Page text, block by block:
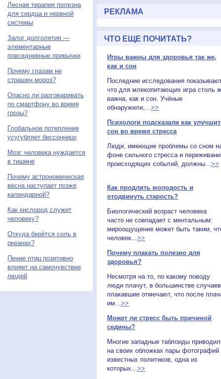
Лесная терапия полезна
для сердца и нервной
системы
Залог долголетия —
элементарные
повседневные привычки
Почему глазам не
страшен мороз?
Опасно ли разговаривать
по смартфону во время
грозы?
Глобальное потепление
усугубляет бессонницу
Мозг человека нуждается
в тишине
Почему астрономическая
весна наступает позже
календарной?
Как кислород служит
человеку?
Откуда берётся соль в
океанах?
Пение птиц позитивно
влияет на самочувствие
людей
РЕКЛАМА
ЧТО ЕЩЕ ПОЧИТАТЬ?
Игры важны для здоровья так же,
как и сон
Последние исследования
что для млекопитающих игра столь
важна, как и сон. Учёные
обнаружили,...>>
Психологи подсказали как
сон во время стресса
Люди, имеющие проблемы со сном
фоне сильного стресса и
происходящих событий, должны...>>
Как продлить молодость и
отодвинуть старость?
Биологический возраст человека
часто не совпадает с ментальным:
мироощущение может быть таким,
человек...>>
Почему плакать полезно для
здоровья?
Несмотря на то, по какому поводу
люди плачут, в большинстве случаев
плакавшие отмечают, что после
им...>>
Может ли стресс быть причиной
седины?
Многие западные таблоиды
на своих обложках пары фотографий
известных политиков, одна из
которых...>>